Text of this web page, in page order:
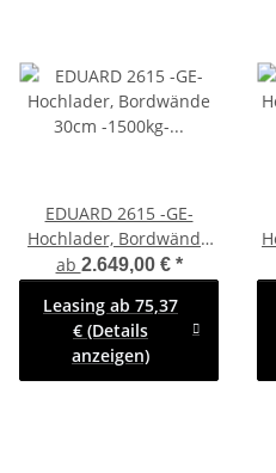
EDUARD 2615 -GE-
Hochlader, Bordwände
30cm -1500kg- Lfh: 63cm
-195/50R13 mit
Hochplane SP-Line - 100
KM/H
ab 2.649,00 € *
Leasing ab 75,37
€ (Details
anzeigen)
-